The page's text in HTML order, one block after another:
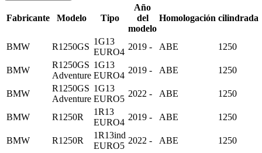
Fabricante Modelo Tipo
Año
del
modelo
Homologación cilindrada
BMW R1250GS
1G13
EURO4
2019 - ABE 1250
BMW
R1250GS
Adventure
1G13
EURO4
2019 - ABE 1250
BMW
R1250GS
Adventure
1G13
EURO5
2022 - ABE 1250
BMW R1250R
1R13
EURO4
2019 - ABE 1250
BMW R1250R
1R13ind
EURO5
2022 - ABE 1250